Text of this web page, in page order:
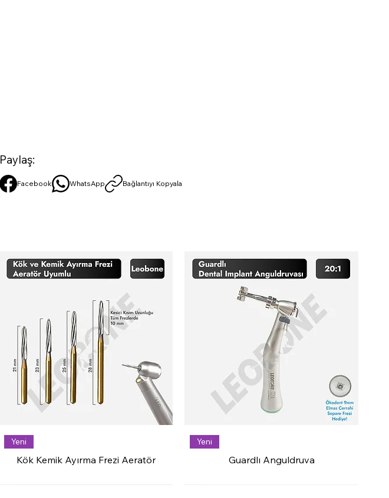
Yeni
Kök Kemik Ayırma Frezi Aeratör
Yeni
Guardlı Anguldruva
Paylaş:
Facebook WhatsApp Bağlantıyı Kopyala